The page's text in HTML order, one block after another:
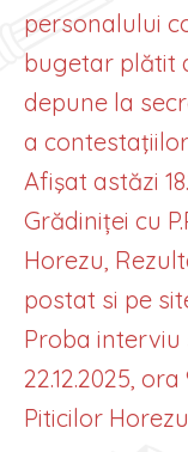
personalului
bugetar plătit
depune la
a
Afişat astăzi
Grădiniței cu
Horezu,
postat si pe
Proba
22.12.2025, ora
Piticilor